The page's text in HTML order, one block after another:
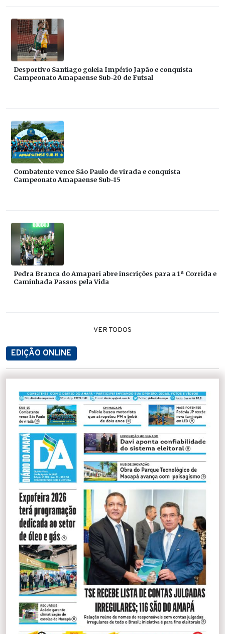
Desportivo Santiago goleia Império Japão e conquista
Campeonato Amapaense Sub-20 de Futsal
Combatente vence São Paulo de virada e conquista
Campeonato Amapaense Sub-15
Pedra Branca do Amapari abre inscrições para a 1ª Corrida e
Caminhada Passos pela Vida
VER TODOS
EDIÇÃO ONLINE